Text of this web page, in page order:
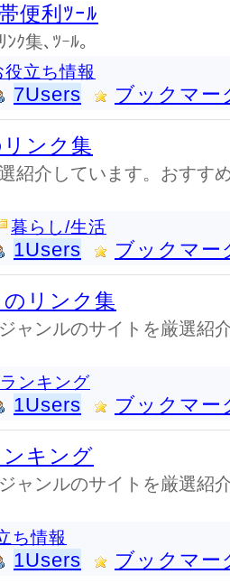
便利ﾂｰﾙ
ｸ集､ﾂｰﾙ｡
役立ち情報
7Users ブックマー
ンク集
紹介しています。おすす
暮らし/生活
1Users ブックマー
リンク集
ャンルのサイトを厳選紹
ンキング
1Users ブックマー
キング
ャンルのサイトを厳選紹
ち情報
1Users ブックマー